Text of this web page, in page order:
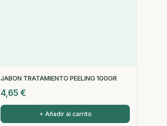
JABON TRATAMIENTO PEELING 100GR
4,65 €
+ Añadir al carrito